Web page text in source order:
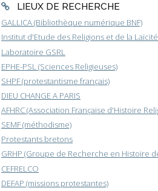
LIEUX DE RECHERCHE
GALLICA (Bibliothèque numérique BNF)
Institut d'Etude des Religions et de la Laïcité
Laboratoire GSRL
EPHE-PSL (Sciences Religieuses)
SHPF (protestantisme français)
DIEU CHANGE A PARIS
AFHRC (Association Française d'Histoire
SEMF (méthodisme)
Protestants bretons
GRHP (Groupe de Recherche en Histoire
CEFRELCO
DEFAP (missions protestantes)